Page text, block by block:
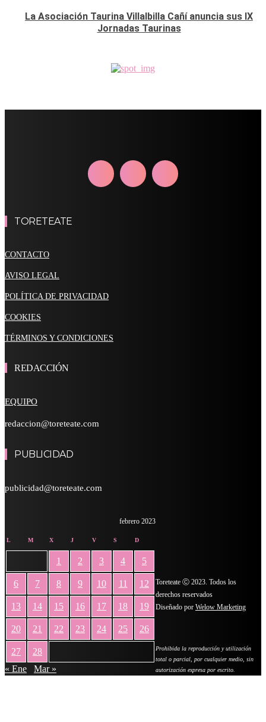
La Asociación Taurina Villalbilla Cañí anuncia sus IX
Jornadas Taurinas
TORETEATE
CONTACTO
AVISO LEGAL
POLÍTICA DE PRIVACIDAD
COOKIES
TÉRMINOS Y CONDICIONES
REDACCIÓN
EQUIPO
redaccion@toreteate.com
PUBLICIDAD
publicidad@toreteate.com
febrero 2023
L M X J V S D
1 2 3 4 5
6 7 8 9 10 11 12
13 14 15 16 17 18 19
20 21 22 23 24 25 26
27
28
« Ene
Mar »
Toreteate Ⓒ 2023. Todos los
derechos reservados
Diseñado por Welow Marketing
Prohibida la reproducción y utilización
total o parcial, por cualquier medio, sin
autorización expresa por escrito.